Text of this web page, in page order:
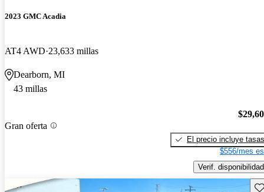
2023 GMC Acadia
AT4 AWD 23,633 millas
Dearborn, MI
43 millas
Gran oferta
El precio incluye tasas
$556/mes
Verif. disponibilidad